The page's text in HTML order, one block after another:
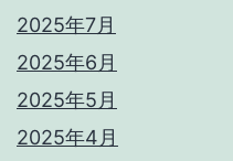
2025年7月
2025年6月
2025年5月
2025年4月